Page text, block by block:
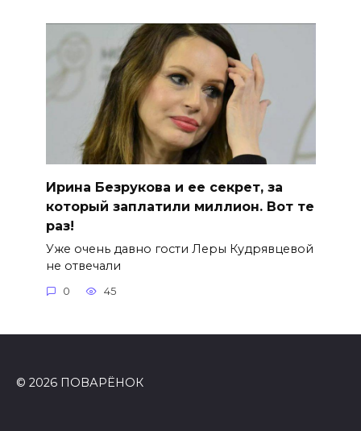
Ирина Безрукова и ее секрет, за
который заплатили миллион. Вот те
раз!
Уже очень давно гости Леры Кудрявцевой
не отвечали
0 45
© 2026 ПОВАРЁНОК